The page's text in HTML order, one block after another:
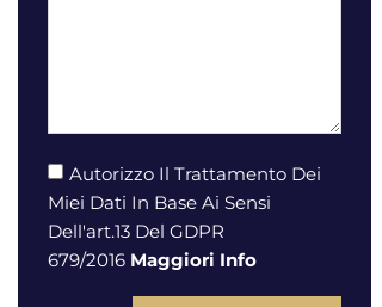
Autorizzo Il Trattamento Dei
Miei Dati In Base Ai Sensi
Dell'art.13 Del GDPR
679/2016 Maggiori Info